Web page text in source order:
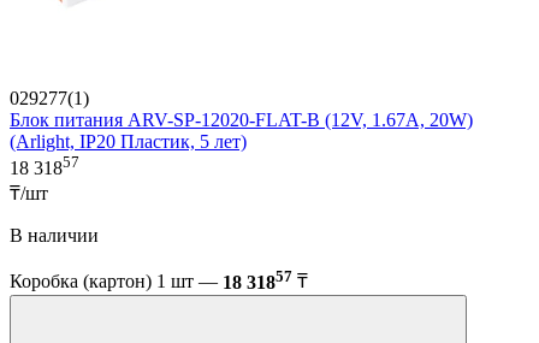
029277(1)
Блок питания ARV-SP-12020-FLAT-B (12V, 1.67A, 20W)
(Arlight, IP20 Пластик, 5 лет)
18 31857
₸/шт
В наличии
Коробка (картон) 1 шт — 18 31857 ₸